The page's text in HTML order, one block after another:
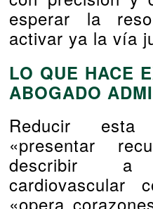
esperar la
activar ya la vía
LO QUE HACE
ABOGADO
Reducir esta
«presentar
describir
cardiovascular
«opera